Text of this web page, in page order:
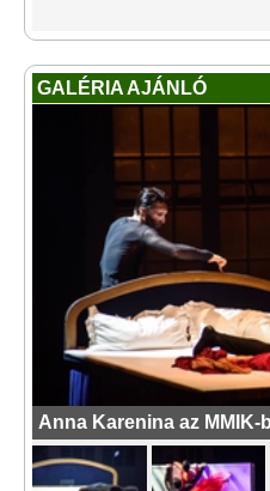
GALÉRIA AJÁNLÓ
Anna Karenina az MMIK-